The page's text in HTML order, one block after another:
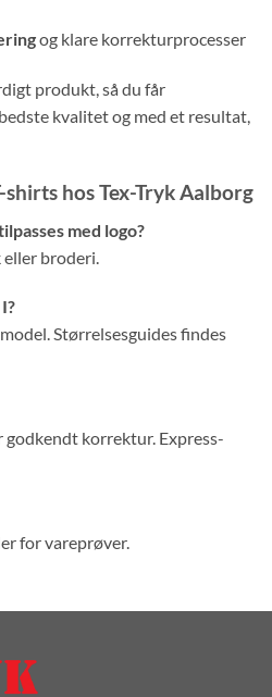
og klare korrekturprocesser
produkt, så du får
kvalitet og med et resultat,
hos Tex-Tryk Aalborg
med logo?
eller broderi.
Størrelsesguides findes
godkendt korrektur. Express-
for vareprøver.